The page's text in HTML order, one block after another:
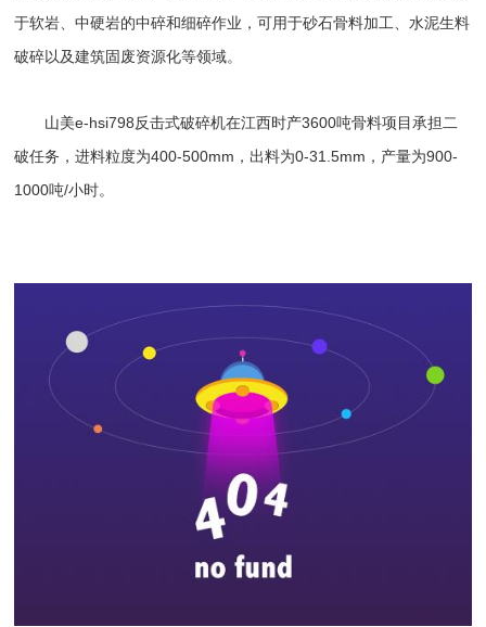
于软岩、中硬岩的中碎和细碎作业，可用于砂石骨料加工、水泥生料
破碎以及建筑固废资源化等领域。
山美e-hsi798反击式破碎机在江西时产3600吨骨料项目承担二
破任务，进料粒度为400-500mm，出料为0-31.5mm，产量为900-
1000吨/小时。